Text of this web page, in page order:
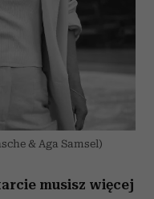
& Aga Samsel)
musisz więcej